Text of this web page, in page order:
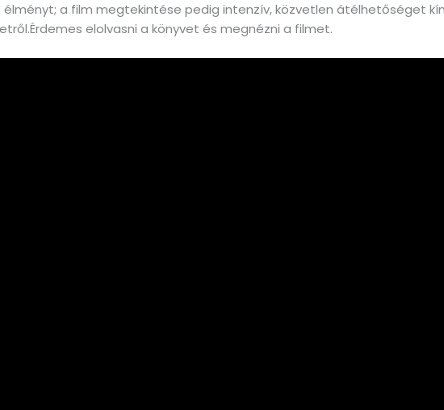
a film megtekintése pedig intenzív, közvetlen átélhetőséget
elolvasni a könyvet és megnézni a filmet.